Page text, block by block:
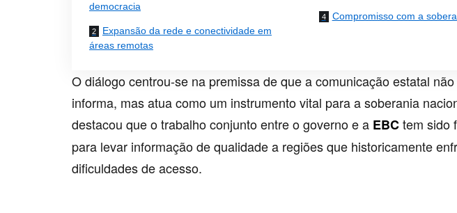
democracia
Expansão da rede e conectividade em
áreas remotas
Compromisso com a
O diálogo centrou-se na premissa de que a comunicação estatal
informa, mas atua como um instrumento vital para a soberania
destacou que o trabalho conjunto entre o governo e a EBCtem sido
para levar informação de qualidade a regiões que historicamente
dificuldades de acesso.